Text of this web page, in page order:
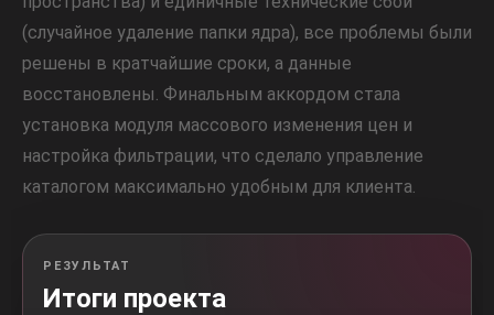
(случайное удаление папки ядра), все проблемы были
решены в кратчайшие сроки, а данные
восстановлены. Финальным аккордом стала
установка модуля массового изменения цен и
настройка фильтрации, что сделало управление
каталогом максимально удобным для клиента.
РЕЗУЛЬТАТ
Итоги проекта